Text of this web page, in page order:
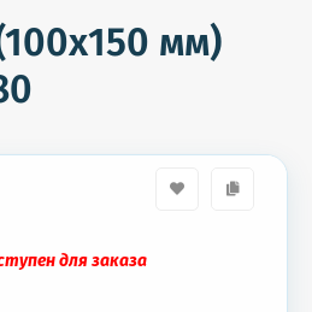
мм)
для заказа